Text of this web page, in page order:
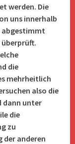
werden. Die
uns innerhalb
abgestimmt
überprüft.
die
mehrheitlich
also die
dann unter
die
zu
anderen